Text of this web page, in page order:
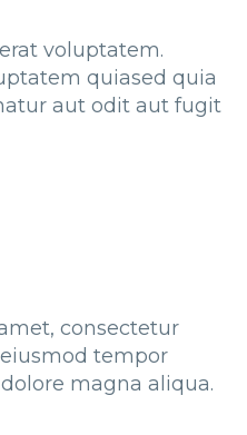
voluptatem.
quiased quia
aut odit aut fugit
consectetur
tempor
magna aliqua.